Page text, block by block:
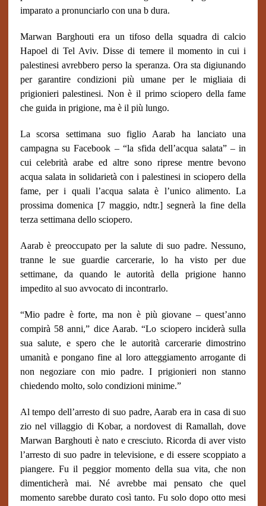
imparato a pronunciarlo con una b dura.
Marwan Barghouti era un tifoso della squadra di calcio
Hapoel di Tel Aviv. Disse di temere il momento in cui i
palestinesi avrebbero perso la speranza. Ora sta digiunando
per garantire condizioni più umane per le migliaia di
prigionieri palestinesi. Non è il primo sciopero della fame
che guida in prigione, ma è il più lungo.
La scorsa settimana suo figlio Aarab ha lanciato una
campagna su Facebook – “la sfida dell’acqua salata” – in
cui celebrità arabe ed altre sono riprese mentre bevono
acqua salata in solidarietà con i palestinesi in sciopero della
fame, per i quali l’acqua salata è l’unico alimento. La
prossima domenica [7 maggio, ndtr.] segnerà la fine della
terza settimana dello sciopero.
Aarab è preoccupato per la salute di suo padre. Nessuno,
tranne le sue guardie carcerarie, lo ha visto per due
settimane, da quando le autorità della prigione hanno
impedito al suo avvocato di incontrarlo.
“Mio padre è forte, ma non è più giovane – quest’anno
compirà 58 anni,” dice Aarab. “Lo sciopero inciderà sulla
sua salute, e spero che le autorità carcerarie dimostrino
umanità e pongano fine al loro atteggiamento arrogante di
non negoziare con mio padre. I prigionieri non stanno
chiedendo molto, solo condizioni minime.”
Al tempo dell’arresto di suo padre, Aarab era in casa di suo
zio nel villaggio di Kobar, a nordovest di Ramallah, dove
Marwan Barghouti è nato e cresciuto. Ricorda di aver visto
l’arresto di suo padre in televisione, e di essere scoppiato a
piangere. Fu il peggior momento della sua vita, che non
dimenticherà mai. Né avrebbe mai pensato che quel
momento sarebbe durato così tanto. Fu solo dopo otto mesi